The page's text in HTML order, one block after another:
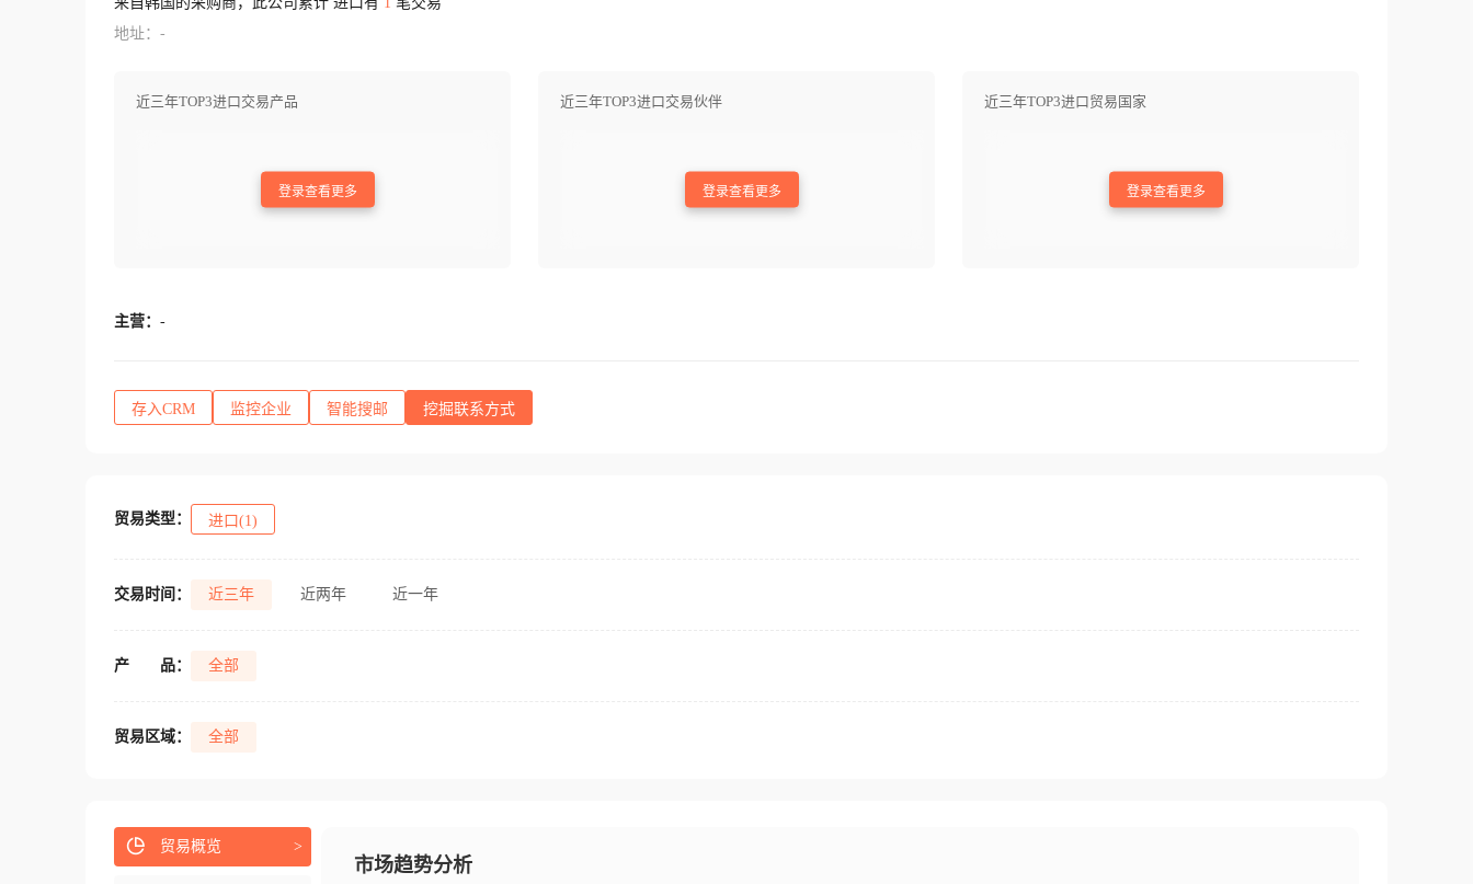
地址：-
近三年TOP3进口交易产品
登录查看更多
近三年TOP3进口交易伙伴
登录查看更多
近三年TOP3进口贸易国家
登录查看更多
主营： -
存入CRM 监控企业 智能搜邮 挖掘联系方式
贸易类型： 进口(1)
交易时间： 近三年 近两年 近一年
产 品： 全部
贸易区域： 全部
市场趋势分析
贸易概览 >